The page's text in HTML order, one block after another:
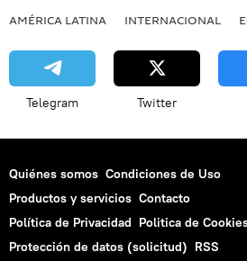
AMÉRICA LATINA INTERNACIONAL
Telegram Twitter
Quiénes somos Condiciones de Uso
Productos y servicios Contacto
Política de Privacidad Politica de
Protección de datos (solicitud) RSS